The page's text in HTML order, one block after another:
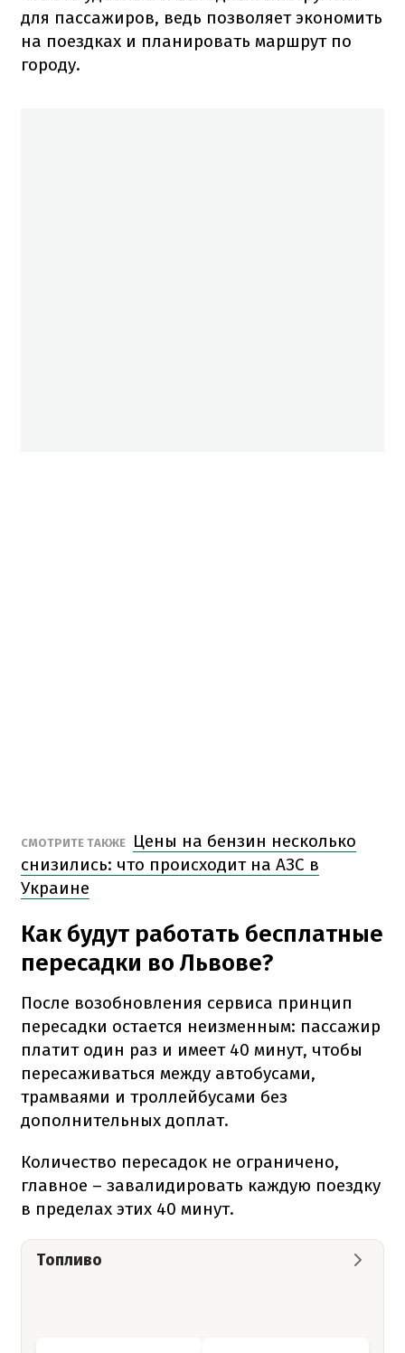
для пассажиров, ведь позволяет экономить
на поездках и планировать маршрут по
городу.
СМОТРИТЕ ТАКЖЕ
Цены на бензин несколько
снизились: что происходит на АЗС в
Украине
Как будут работать бесплатные
пересадки во Львове?
После возобновления сервиса принцип
пересадки остается неизменным: пассажир
платит один раз и имеет 40 минут, чтобы
пересаживаться между автобусами,
трамваями и троллейбусами без
дополнительных доплат.
Количество пересадок не ограничено,
главное – завалидировать каждую поездку
в пределах этих 40 минут.
Топливо